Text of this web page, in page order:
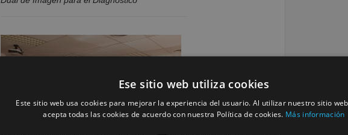
Ese sitio web utiliza cookies
Este sitio web usa cookies para mejorar la experiencia del usuario. Al utilizar nuestro sitio
acepta todas las cookies de acuerdo con nuestra Política de cookies. Más información